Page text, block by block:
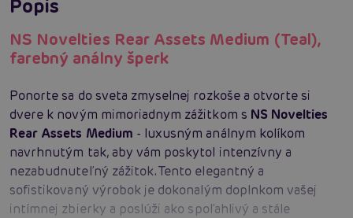
Popis
NS Novelties Rear Assets Medium (Teal),
farebný análny šperk
Ponorte sa do sveta zmyselnej rozkoše a otvorte si
dvere k novým mimoriadnym zážitkom s NS Novelties
Rear Assets Medium - luxusným análnym kolíkom
navrhnutým tak, aby vám poskytol intenzívny a
nezabudnuteľný zážitok. Tento elegantný a
sofistikovaný výrobok je dokonalým doplnkom vašej
intímnej zbierky a poslúži ako spoľahlivý a stále